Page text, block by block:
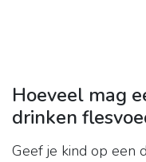
Hoeveel mag
drinken
Geef je kind op een